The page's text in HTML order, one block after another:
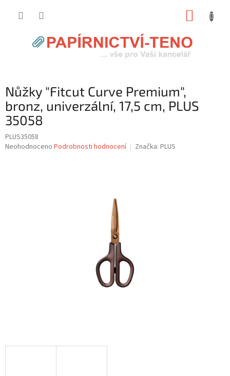
Nůžky "Fitcut Curve Premium",
bronz, univerzální, 17,5 cm, PLUS
35058
PLUS35058
Průměrné
Neohodnoceno Podrobnosti hodnocení Značka: PLUS